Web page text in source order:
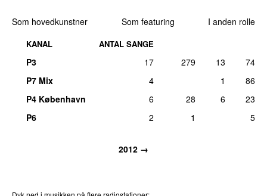
Som hovedkunstner Som featuring I anden rolle
KANAL ANTAL SANGE
P3 17 279 13
74
P7 Mix
4 1
86
P4 København
6 28 6
23
P6
2 1 5
2012 →